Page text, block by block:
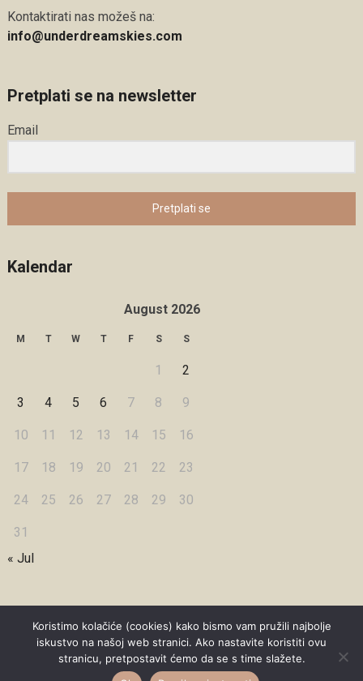
Kontaktirati nas možeš na:
info@underdreamskies.com
Pretplati se na newsletter
Email
Pretplati se
Kalendar
August 2026
M T W T F S S
1 2
3 4 5 6 7 8 9
10 11 12 13 14 15 16
17 18 19 20 21 22 23
24 25 26 27 28 29 30
31
« Jul
Copyright © 2026 Under Dreamskies
Designed by WPZOOM
Koristimo kolačiće (cookies) kako bismo vam pružili najbolje
iskustvo na našoj web stranici. Ako nastavite koristiti ovu
stranicu, pretpostavit ćemo da se s time slažete.